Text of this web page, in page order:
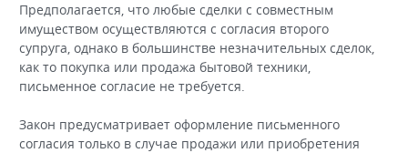
Предполагается, что любые сделки с совместным
имуществом осуществляются с согласия второго
супруга, однако в большинстве незначительных сделок,
как то покупка или продажа бытовой техники,
письменное согласие не требуется.
Закон предусматривает оформление письменного
согласия только в случае продажи или приобретения